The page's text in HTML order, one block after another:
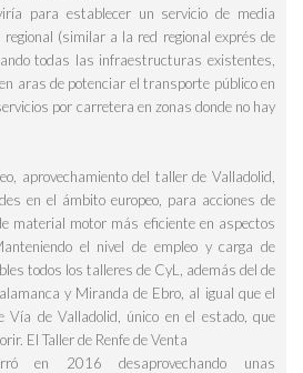
para establecer un servicio de media
(similar a la red regional exprés de
todas las infraestructuras existentes,
aras de potenciar el transporte público en
por carretera en zonas donde no hay
aprovechamiento del taller de Valladolid
en el ámbito europeo, para acciones de
material motor más eficiente en aspectos
el nivel de empleo y carga de
todos los talleres de CyL
, además del de
y Miranda de Ebro, al igual que el
Vía de Valladolid , único en el estado, que
El Taller de Renfe de Venta
en 2016 desaprovechando unas